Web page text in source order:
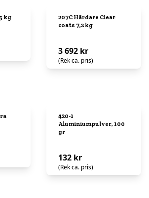
kg
207C Härdare Clear
coats 7,2 kg
3 692 kr
(Rek ca. pris)
420-1
Aluminiumpulver, 100
gr
132 kr
(Rek ca. pris)